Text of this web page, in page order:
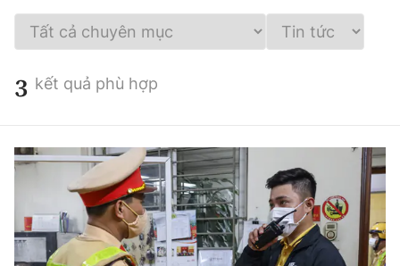
CHUYÊN MỤC
Mới nhất
Thời sự
Chính trị
Xã hội
Xây dựng
Chỉ đạo điều hành
Giao thông
3 kết quả phù hợp